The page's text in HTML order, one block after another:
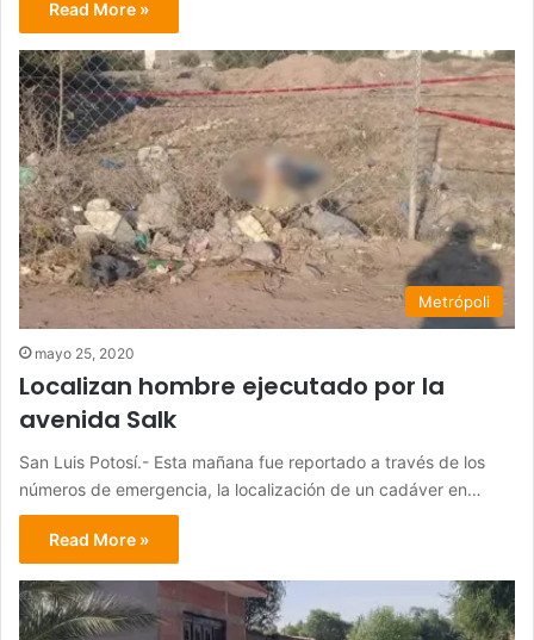
Read More »
Metrópoli
mayo 25, 2020
Localizan hombre ejecutado por la
avenida Salk
San Luis Potosí.- Esta mañana fue reportado a través de los
números de emergencia, la localización de un cadáver en…
Read More »